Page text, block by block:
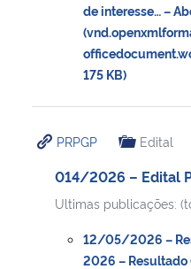
de interesse… –
175 KB)
PRPGP Edital
014/2026 – Edital
Ultimas publicações:
12/05/2026 –
2026 – Resultado